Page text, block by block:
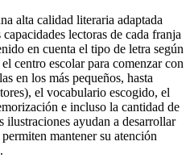
alta calidad literaria adaptada
lectoras de cada franja
en cuenta el tipo de letra según
centro escolar para comenzar con
en los más pequeños, hasta
el vocabulario escogido, el
e incluso la cantidad de
ilustraciones ayudan a desarrollar
mantener su atención